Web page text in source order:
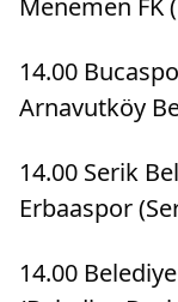
14.00
Arnavutköy
14.00 Serik
Erbaaspor
14.00